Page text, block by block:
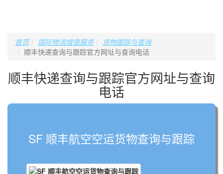
首页 国际物流增值服务
货物跟踪与查询
顺丰快递查询与跟踪官方网址与查询电话
顺丰快递查询与跟踪官方网址与查询
电话
SF 顺丰航空空运货物查询与跟踪